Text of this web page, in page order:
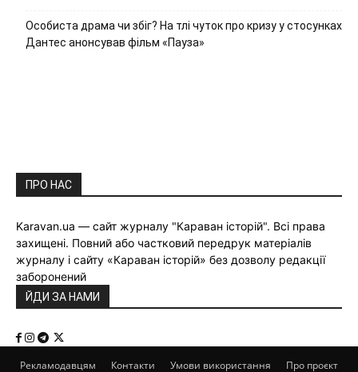
Особиста драма чи збіг? На тлі чуток про кризу у стосунках
Дантес анонсував фільм «Пауза»
ПРО НАС
Karavan.ua — сайт журналу "Караван історій". Всі права
захищені. Повний або частковий передрук матеріалів
журналу і сайту «Караван історій» без дозволу редакції
заборонений
ЙДИ ЗА НАМИ
Рекламодавцям Контакти Умови використання Про проєкт